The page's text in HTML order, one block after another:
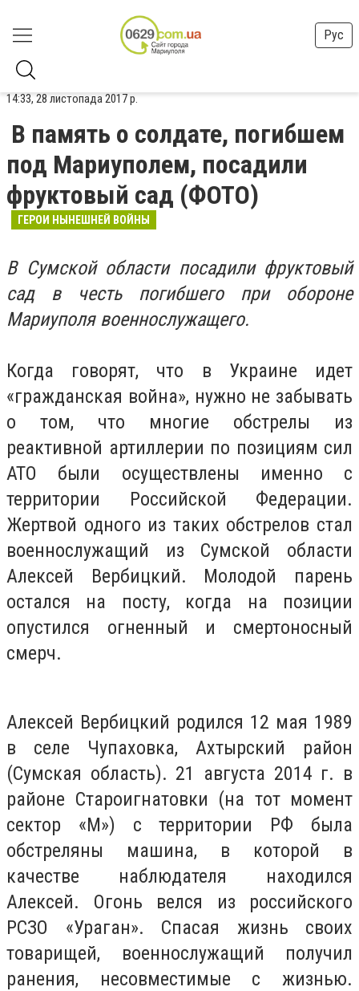
Рус
14:33, 28 листопада 2017 р.
В память о солдате, погибшем
под Мариуполем, посадили
фруктовый сад (ФОТО)
ГЕРОИ НЫНЕШНЕЙ ВОЙНЫ
В Сумской области посадили фруктовый
сад в честь погибшего при обороне
Мариуполя военнослужащего.
Когда говорят, что в Украине идет
«гражданская война», нужно не забывать
о том, что многие обстрелы из
реактивной артиллерии по позициям сил
АТО были осуществлены именно с
территории Российской Федерации.
Жертвой одного из таких обстрелов стал
военнослужащий из Сумской области
Алексей Вербицкий. Молодой парень
остался на посту, когда на позиции
опустился огненный и смертоносный
смерч.
Алексей Вербицкий родился 12 мая 1989
в селе Чупаховка, Ахтырский район
(Сумская область). 21 августа 2014 г. в
районе Староигнатовки (на тот момент
сектор «М») с территории РФ была
обстреляны машина, в которой в
качестве наблюдателя находился
Алексей. Огонь велся из российского
РСЗО «Ураган». Спасая жизнь своих
товарищей, военнослужащий получил
ранения, несовместимые с жизнью.